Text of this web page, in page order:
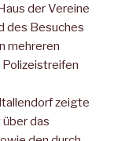
der Vereine
des Besuches
mehreren
zeigte
das